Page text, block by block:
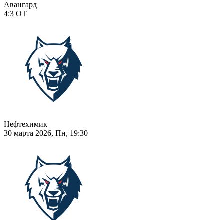
Авангард
4:3 ОТ
Нефтехимик
30 марта 2026, Пн, 19:30